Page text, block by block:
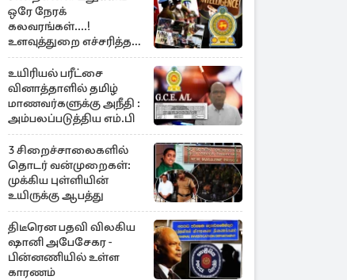
ஒரே நேரக்
கலவரங்கள்....!
உளவுத்துறை எச்சரித்த
பாரிய சதி அம்பலம்
உயிரியல் பரீட்சை
வினாத்தாளில் தமிழ்
மாணவர்களுக்கு அநீதி :
அம்பலப்படுத்திய எம்.பி
3 சிறைச்சாலைகளில்
தொடர் வன்முறைகள்:
முக்கிய புள்ளியின்
உயிருக்கு ஆபத்து
திடீரென பதவி விலகிய
ஷானி அபேசேகர -
பின்னணியில் உள்ள
காரணம்